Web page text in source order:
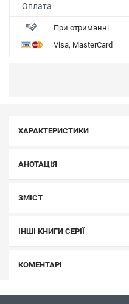
Оплата
При отриманні
Visa, MasterCard
ХАРАКТЕРИСТИКИ
АНОТАЦІЯ
ЗМІСТ
ІНШІ КНИГИ СЕРІЇ
КОМЕНТАРІ